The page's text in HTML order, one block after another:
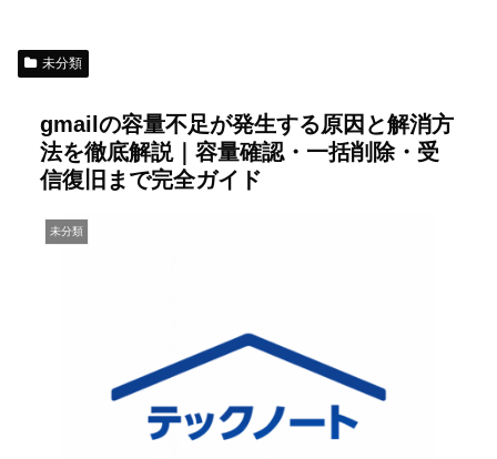
未分類
gmailの容量不足が発生する原因と解消方
法を徹底解説｜容量確認・一括削除・受
信復旧まで完全ガイド
未分類